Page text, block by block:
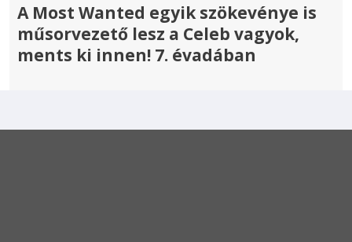
A Most Wanted egyik szökevénye is
műsorvezető lesz a Celeb vagyok,
ments ki innen! 7. évadában